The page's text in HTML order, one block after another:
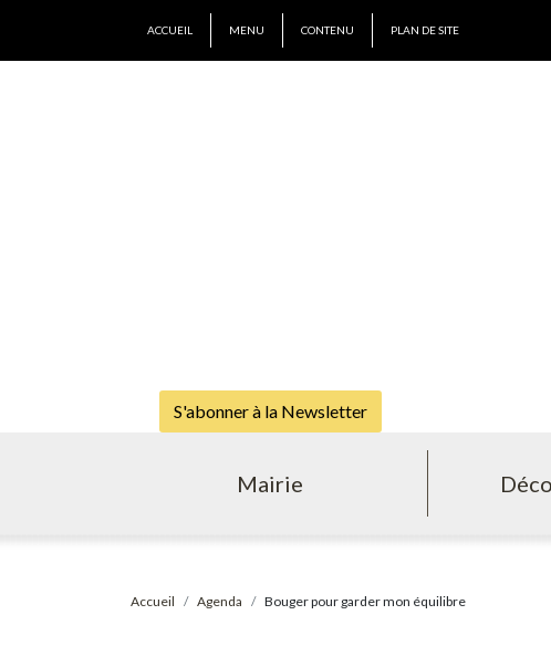
ACCUEIL MENU CONTENU PLAN DE SITE
S'abonner à la Newsletter
Mairie
Accueil Agenda Bouger pour garder mon équilibre